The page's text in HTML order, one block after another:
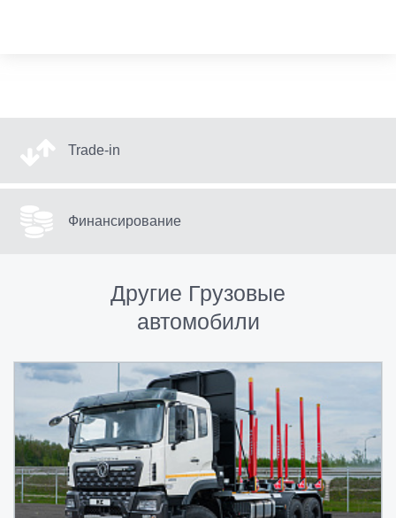
Trade-in
Финансирование
Другие Грузовые
автомобили